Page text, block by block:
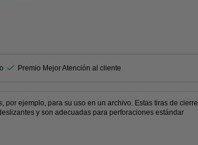
Premio Mejor Atención al cliente
ejemplo, para su uso en un archivo. Estas tiras de cierre
y son adecuadas para perforaciones estándar